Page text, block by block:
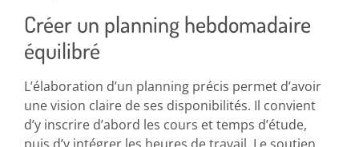
Créer un planning hebdomadaire
équilibré
L’élaboration d’un planning précis permet d’avoir
une vision claire de ses disponibilités. Il convient
d’y inscrire d’abord les cours et temps d’étude,